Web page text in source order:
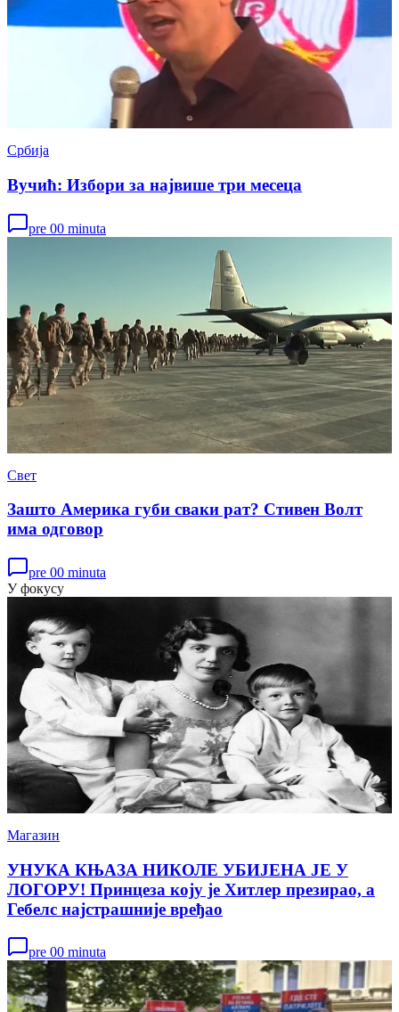
Србија
Вучић: Избори за највише три месеца
pre 00 minuta
Свет
Зашто Америка губи сваки рат? Стивен Волт
има одговор
pre 00 minuta
У фокусу
Магазин
УНУКА КЊАЗА НИКОЛЕ УБИЈЕНА ЈЕ У
ЛОГОРУ! Принцеза коју је Хитлер презирао, а
Гебелс најстрашније вређао
pre 00 minuta